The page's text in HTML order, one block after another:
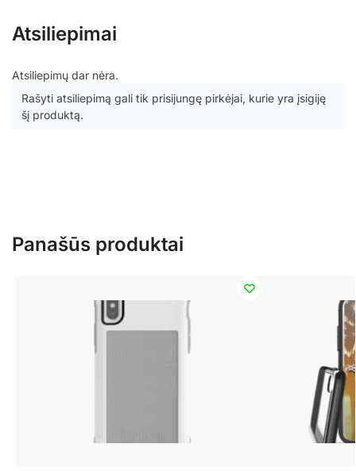
Atsiliepimai
Atsiliepimų dar nėra.
Rašyti atsiliepimą gali tik prisijungę pirkėjai, kurie yra įsigiję
šį produktą.
Panašūs produktai